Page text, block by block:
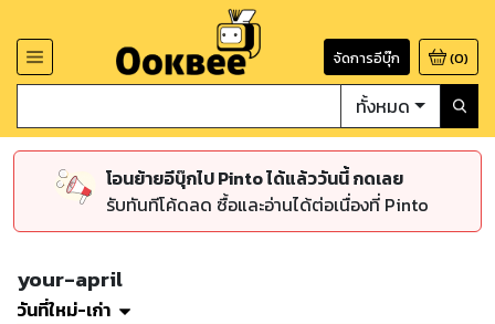
จัดการอีบุ๊ก (0)
ทั้งหมด
โอนย้ายอีบุ๊กไป Pinto ได้แล้ววันนี้ กดเลย
รับทันทีโค้ดลด ซื้อและอ่านได้ต่อเนื่องที่ Pinto
your-april
วันที่ใหม่-เก่า